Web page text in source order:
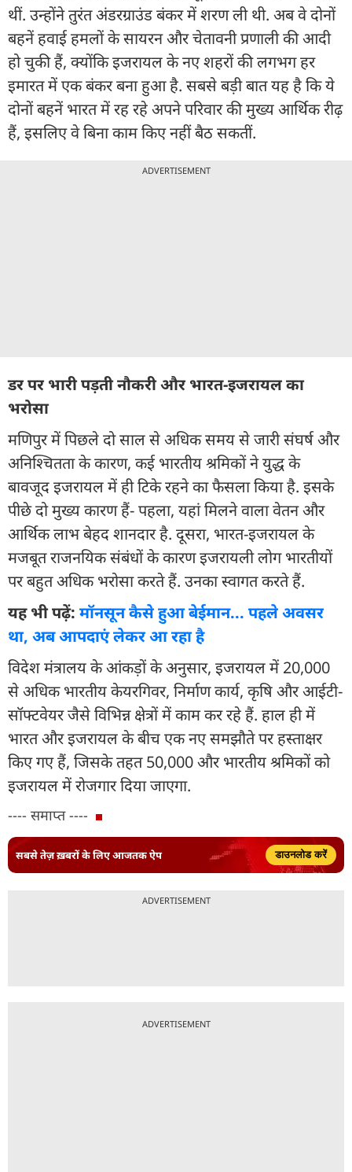
थीं. उन्होंने तुरंत अंडरग्राउंड बंकर में शरण ली थी. अब वे दोनों
बहनें हवाई हमलों के सायरन और चेतावनी प्रणाली की आदी
हो चुकी हैं, क्योंकि इजरायल के नए शहरों की लगभग हर
इमारत में एक बंकर बना हुआ है. सबसे बड़ी बात यह है कि ये
दोनों बहनें भारत में रह रहे अपने परिवार की मुख्य आर्थिक रीढ़
हैं, इसलिए वे बिना काम किए नहीं बैठ सकतीं.
ADVERTISEMENT
डर पर भारी पड़ती नौकरी और भारत-इजरायल का
भरोसा
मणिपुर में पिछले दो साल से अधिक समय से जारी संघर्ष और
अनिश्चितता के कारण, कई भारतीय श्रमिकों ने युद्ध के
बावजूद इजरायल में ही टिके रहने का फैसला किया है. इसके
पीछे दो मुख्य कारण हैं- पहला, यहां मिलने वाला वेतन और
आर्थिक लाभ बेहद शानदार है. दूसरा, भारत-इजरायल के
मजबूत राजनयिक संबंधों के कारण इजरायली लोग भारतीयों
पर बहुत अधिक भरोसा करते हैं. उनका स्वागत करते हैं.
यह भी पढ़ें: मॉनसून कैसे हुआ बेईमान... पहले अवसर
था, अब आपदाएं लेकर आ रहा है
विदेश मंत्रालय के आंकड़ों के अनुसार, इजरायल में 20,000
से अधिक भारतीय केयरगिवर, निर्माण कार्य, कृषि और आईटी-
सॉफ्टवेयर जैसे विभिन्न क्षेत्रों में काम कर रहे हैं. हाल ही में
भारत और इजरायल के बीच एक नए समझौते पर हस्ताक्षर
किए गए हैं, जिसके तहत 50,000 और भारतीय श्रमिकों को
इजरायल में रोजगार दिया जाएगा.
---- समाप्त ----
सबसे तेज़ ख़बरों के लिए आजतक ऐप डाउनलोड करें
ADVERTISEMENT
ADVERTISEMENT